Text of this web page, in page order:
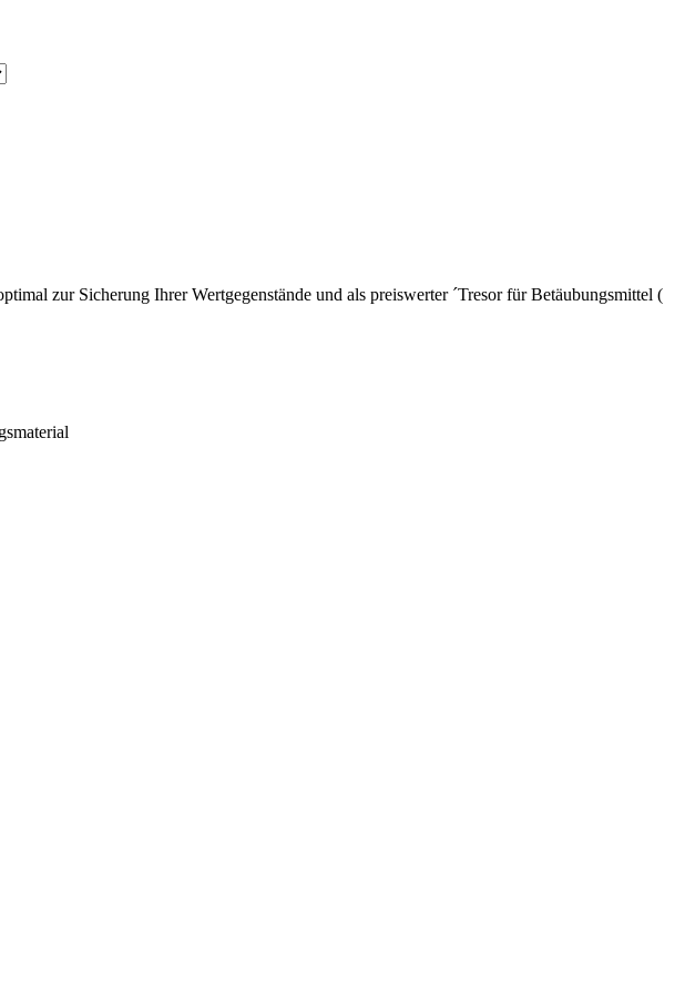
zur Sicherung Ihrer Wertgegenstände und als preiswerter ´Tresor für Betäubungsmittel (